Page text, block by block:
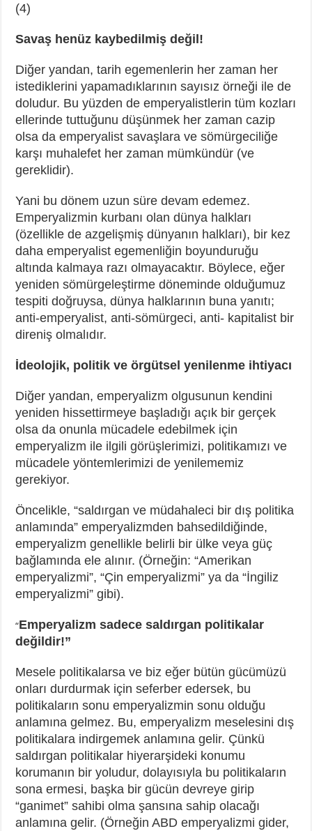
(4)
Savaş henüz kaybedilmiş değil!
Diğer yandan, tarih egemenlerin her zaman her
istediklerini yapamadıklarının sayısız örneği ile de
doludur. Bu yüzden de emperyalistlerin tüm kozları
ellerinde tuttuğunu düşünmek her zaman cazip
olsa da emperyalist savaşlara ve sömürgeciliğe
karşı muhalefet her zaman mümkündür (ve
gereklidir).
Yani bu dönem uzun süre devam edemez.
Emperyalizmin kurbanı olan dünya halkları
(özellikle de azgelişmiş dünyanın halkları), bir kez
daha emperyalist egemenliğin boyunduruğu
altında kalmaya razı olmayacaktır. Böylece, eğer
yeniden sömürgeleştirme döneminde olduğumuz
tespiti doğruysa, dünya halklarının buna yanıtı;
anti-emperyalist, anti-sömürgeci, anti- kapitalist bir
direniş olmalıdır.
İdeolojik, politik ve örgütsel yenilenme ihtiyacı
Diğer yandan, emperyalizm olgusunun kendini
yeniden hissettirmeye başladığı açık bir gerçek
olsa da onunla mücadele edebilmek için
emperyalizm ile ilgili görüşlerimizi, politikamızı ve
mücadele yöntemlerimizi de yenilememiz
gerekiyor.
Öncelikle, “saldırgan ve müdahaleci bir dış politika
anlamında” emperyalizmden bahsedildiğinde,
emperyalizm genellikle belirli bir ülke veya güç
bağlamında ele alınır. (Örneğin: “Amerikan
emperyalizmi”, “Çin emperyalizmi” ya da “İngiliz
emperyalizmi” gibi).
“Emperyalizm sadece saldırgan politikalar
değildir!”
Mesele politikalarsa ve biz eğer bütün gücümüzü
onları durdurmak için seferber edersek, bu
politikaların sonu emperyalizmin sonu olduğu
anlamına gelmez. Bu, emperyalizm meselesini dış
politikalara indirgemek anlamına gelir. Çünkü
saldırgan politikalar hiyerarşideki konumu
korumanın bir yoludur, dolayısıyla bu politikaların
sona ermesi, başka bir gücün devreye girip
“ganimet” sahibi olma şansına sahip olacağı
anlamına gelir. (Örneğin ABD emperyalizmi gider,